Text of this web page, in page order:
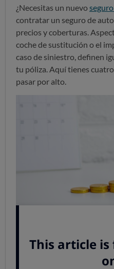
¿Necesitas un nuevo
contratar un seguro de
precios y coberturas.
coche de sustitución o el
caso de siniestro, definen
tu póliza. Aquí tienes
pasar por alto.
La cláusula de bonus-
asegurado en la prima el